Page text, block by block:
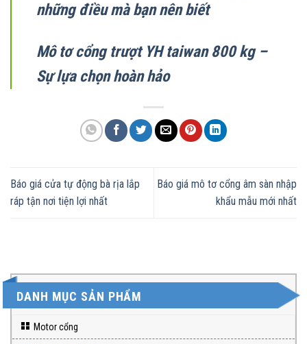
những điều mà bạn nên biết
Mô tơ cổng trượt YH taiwan 800 kg –
Sự lựa chọn hoàn hảo
Báo giá cửa tự động bà rịa lắp
ráp tận nơi tiện lợi nhất
Báo giá mô tơ cổng âm sàn nhập
khẩu mẫu mới nhất
DANH MỤC SẢN PHẨM
Motor cổng